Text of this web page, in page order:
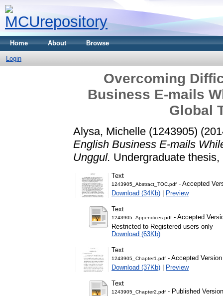
Home About Browse
Login
Overcoming
Business E-mails
Global
Alysa, Michelle (1243905)
English Business E-mails
Unggul. Undergraduate
Text
1243905_Abstract_TOC.pdf - Accepted
Download (34Kb) | Preview
Text
1243905_Appendices.pdf - Accepted
Restricted to Registered users only
Download (63Kb)
Text
1243905_Chapter1.pdf - Accepted Version
Download (37Kb) | Preview
Text
1243905_Chapter2.pdf - Published Version